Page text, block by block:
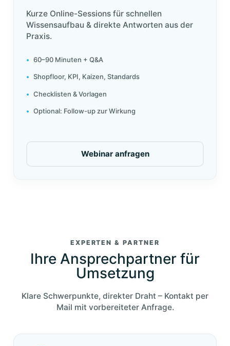
Kurze Online-Sessions für schnellen
Wissensaufbau & direkte Antworten aus der
Praxis.
60–90 Minuten + Q&A
Shopfloor, KPI, Kaizen, Standards
Checklisten & Vorlagen
Optional: Follow-up zur Wirkung
Webinar anfragen
EXPERTEN & PARTNER
Ihre Ansprechpartner für
Umsetzung
Klare Schwerpunkte, direkter Draht – Kontakt per
Mail mit vorbereiteter Anfrage.